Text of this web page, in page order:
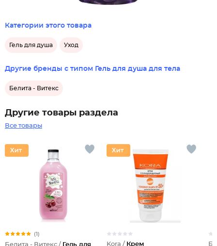
Категории этого товара
Гель для душа Уход
Другие бренды с типом Гель для душа для тела
Белита - Витекс
Другие товары раздела
Все товары
(1)
Kora / Крем